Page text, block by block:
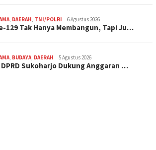
, DAERAH, TNI/POLRI 6 Agustus 2026
129 Tak Hanya Membangun, Tapi Ju…
, BUDAYA, DAERAH 5 Agustus 2026
DPRD Sukoharjo Dukung Anggaran …